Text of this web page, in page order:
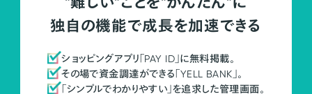
独自の機能で成長を加速できる
ショッピングアプリ「PAY ID」に無料掲載。
その場で資金調達ができる「YELL BANK」。
「シンプルでわかりやすい」を追求した管理画面。